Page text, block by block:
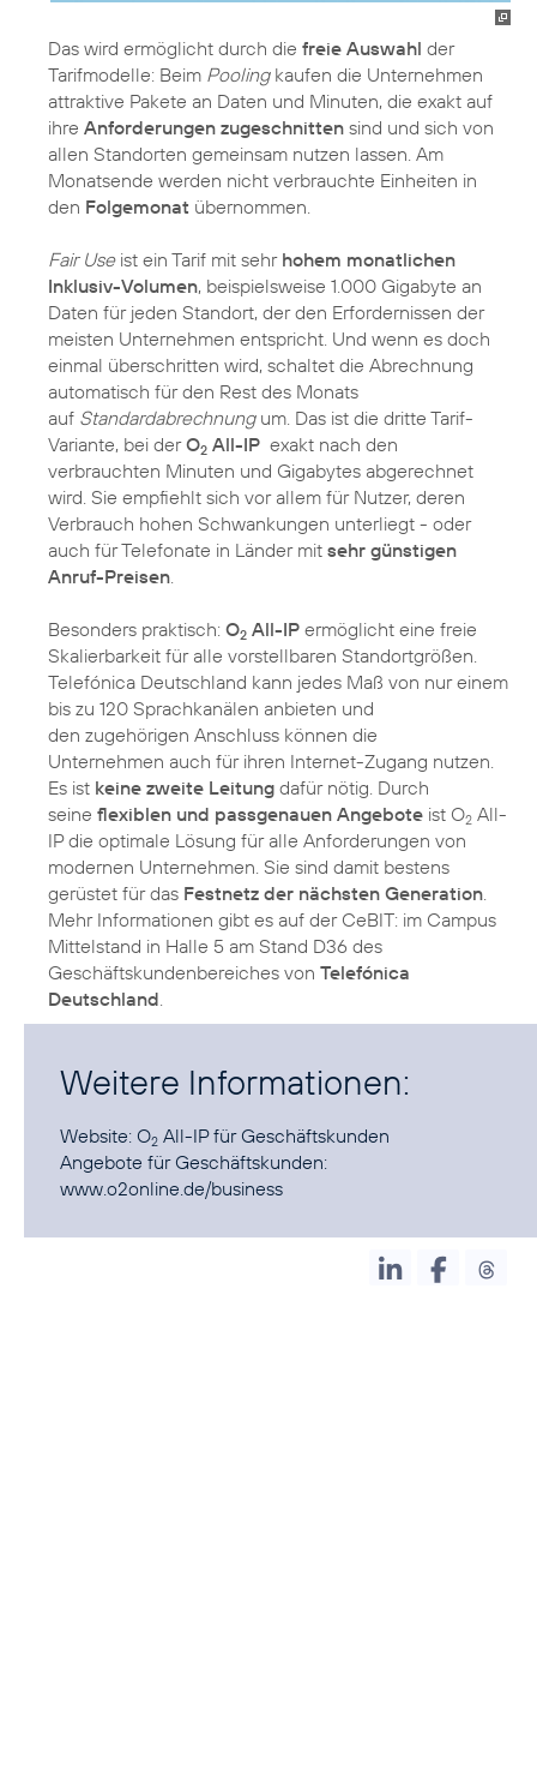
Das wird ermöglicht durch die freie Auswahl der
Tarifmodelle: Beim Poolingkaufen die Unternehmen
attraktive Pakete an Daten und Minuten, die exakt auf
ihre Anforderungen zugeschnitten sind und sich von
allen Standorten gemeinsam nutzen lassen. Am
Monatsende werden nicht verbrauchte Einheiten in
den Folgemonat übernommen.
Fair Useist ein Tarif mit sehr hohem monatlichen
Inklusiv-Volumen, beispielsweise 1.000 Gigabyte an
Daten für jeden Standort, der den Erfordernissen der
meisten Unternehmen entspricht. Und wenn es doch
einmal überschritten wird, schaltet die Abrechnung
automatisch für den Rest des Monats
auf Standardabrechnungum. Das ist die dritte Tarif-
Variante, bei derO2 All-IP exakt nach den
verbrauchten Minuten und Gigabytes abgerechnet
wird. Sie empfiehlt sich vor allem für Nutzer, deren
Verbrauch hohen Schwankungen unterliegt - oder
auch für Telefonate in Länder mit sehr günstigen
Anruf-Preisen.
Besonders praktisch: O2 All-IP ermöglicht eine freie
Skalierbarkeit für alle vorstellbaren Standortgrößen.
Telefónica Deutschland kann jedes Maß von nur einem
bis zu 120 Sprachkanälen anbieten und
den zugehörigen Anschluss können die
Unternehmen auch für ihren Internet-Zugang nutzen.
Es ist keine zweite Leitung dafür nötig. Durch
seine flexiblen und passgenauen Angebote ist O2 All-
IP die optimale Lösung für alle Anforderungen von
modernen Unternehmen. Sie sind damit bestens
gerüstet für das Festnetz der nächsten Generation.
Mehr Informationen gibt es auf der CeBIT: im Campus
Mittelstand in Halle 5 am Stand D36 des
Geschäftskundenbereiches von Telefónica
Deutschland.
Weitere Informationen:
Website: O2 All-IPfür Geschäftskunden
Angebote für Geschäftskunden:
www.o2online.de/business